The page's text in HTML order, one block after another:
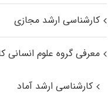
کارشناسی ارشد مجازی
معرفی گروه علوم انسانی
کارشناسی ارشد آماد